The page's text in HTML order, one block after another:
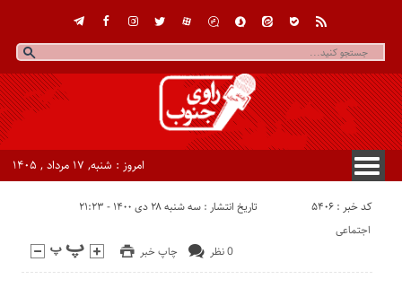
امروز : شنبه, ۱۷ مرداد , ۱۴۰۵
کد خبر : 5406 تاریخ انتشار : سه شنبه ۲۸ دی ۱۴۰۰ - ۲۱:۲۳
چاپ خبر 0 نظر
اجتماعی